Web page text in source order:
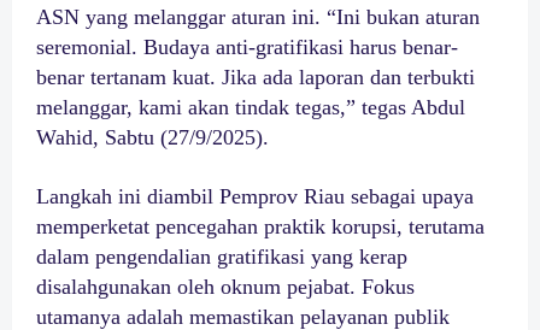
ASN yang melanggar aturan ini. “Ini bukan aturan
seremonial. Budaya anti-gratifikasi harus benar-
benar tertanam kuat. Jika ada laporan dan terbukti
melanggar, kami akan tindak tegas,” tegas Abdul
Wahid, Sabtu (27/9/2025).
Langkah ini diambil Pemprov Riau sebagai upaya
memperketat pencegahan praktik korupsi, terutama
dalam pengendalian gratifikasi yang kerap
disalahgunakan oleh oknum pejabat. Fokus
utamanya adalah memastikan pelayanan publik